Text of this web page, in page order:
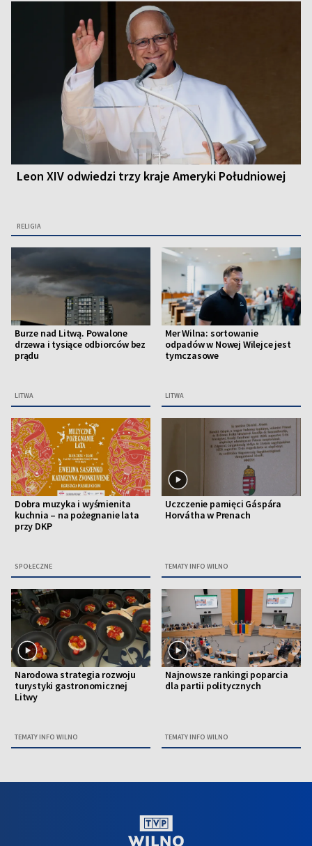
Leon XIV odwiedzi trzy kraje Ameryki Południowej
RELIGIA
Burze nad Litwą. Powalone
drzewa i tysiące odbiorców bez
prądu
LITWA
Mer Wilna: sortowanie
odpadów w Nowej Wilejce jest
tymczasowe
LITWA
Dobra muzyka i wyśmienita
kuchnia – na pożegnanie lata
przy DKP
SPOŁECZNE
Uczczenie pamięci Gáspára
Horvátha w Prenach
TEMATY INFO WILNO
Narodowa strategia rozwoju
turystyki gastronomicznej
Litwy
TEMATY INFO WILNO
Najnowsze rankingi poparcia
dla partii politycznych
TEMATY INFO WILNO